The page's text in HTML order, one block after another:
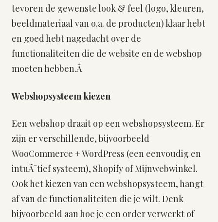
tevoren de gewenste look & feel (logo, kleuren,
beeldmateriaal van o.a. de producten) klaar hebt
en goed hebt nagedacht over de
functionaliteiten die de website en de webshop
moeten hebben.Â
Webshopsysteem kiezen
Een webshop draait op een webshopsysteem. Er
zijn er verschillende, bijvoorbeeld
WooCommerce + WordPress (een eenvoudig en
intuÃ¯tief systeem), Shopify of Mijnwebwinkel.
Ook het kiezen van een webshopsysteem, hangt
af van de functionaliteiten die je wilt. Denk
bijvoorbeeld aan hoe je een order verwerkt of